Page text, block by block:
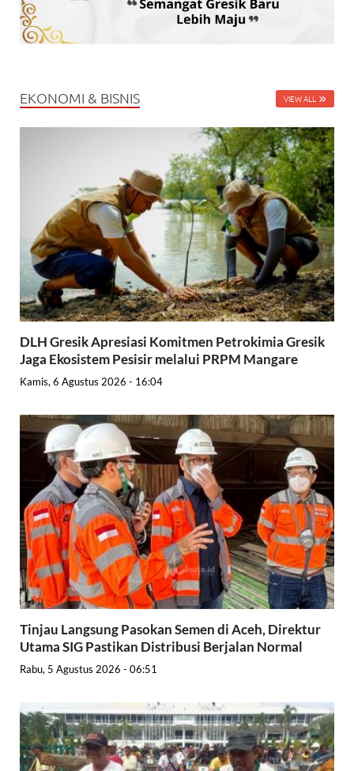
EKONOMI & BISNIS VIEW ALL
DLH Gresik Apresiasi Komitmen Petrokimia Gresik
Jaga Ekosistem Pesisir melalui PRPM Mangare
Kamis, 6 Agustus 2026 - 16:04
Tinjau Langsung Pasokan Semen di Aceh, Direktur
Utama SIG Pastikan Distribusi Berjalan Normal
Rabu, 5 Agustus 2026 - 06:51